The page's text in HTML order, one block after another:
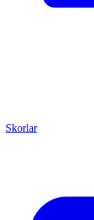
Skorlar